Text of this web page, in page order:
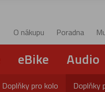
O nákupu Poradna
eBike Audio
Doplňky pro kolo Doplňky